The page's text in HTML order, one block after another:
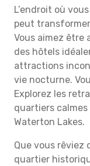
L’endroit où
peut
Vous aimez être
des hôtels
attractions
vie nocturne.
Explorez les
quartiers
Waterton Lakes.
Que vous rêviez
quartier